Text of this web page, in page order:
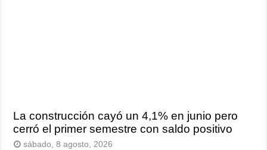
La construcción cayó un 4,1% en junio pero
cerró el primer semestre con saldo positivo
sábado, 8 agosto, 2026